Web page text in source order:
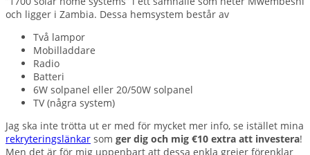
och ligger i Zambia. Dessa hemsystem består av
Två lampor
Mobilladdare
Radio
Batteri
6W solpanel eller 20/50W solpanel
TV (några system)
Jag ska inte trötta ut er med för mycket mer info, se istället mina
rekryteringslänkar som ger dig och mig €10 extra att investera!
Men det är för mig uppenbart att dessa enkla grejer förenklar